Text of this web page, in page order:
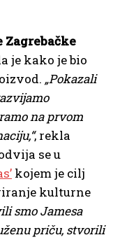
je kako je bio
„Pokazali
na prvom
“, rekla
se u
kojem je cilj
kulturne
smo Jamesa
priču, stvorili